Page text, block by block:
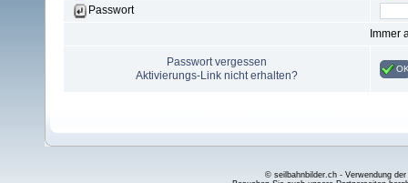
Passwort
Immer
Passwort vergessen
Aktivierungs-Link nicht erhalten?
© seilbahnbilder.ch - Verwendung